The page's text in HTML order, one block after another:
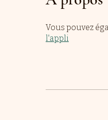
Vous pouvez
l'appli